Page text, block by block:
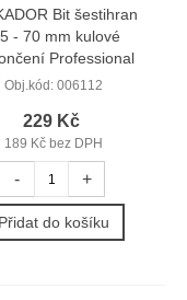
Bit šestihran
- 70 mm kulové
Professional
Obj.kód: 006112
229 Kč
189 Kč bez DPH
- +
Přidat do košíku